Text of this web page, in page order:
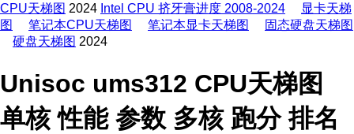
CPU天梯图 2024 Intel CPU 挤牙膏进度 2008-2024
显卡天梯
图
笔记本CPU天梯图 笔记本显卡天梯图
固态硬盘天梯图
硬盘天梯图 2024
Unisoc ums312 CPU天梯图
单核 性能 参数 多核 跑分 排名